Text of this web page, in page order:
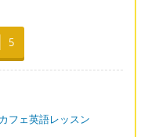
5
フェ英語レッスン